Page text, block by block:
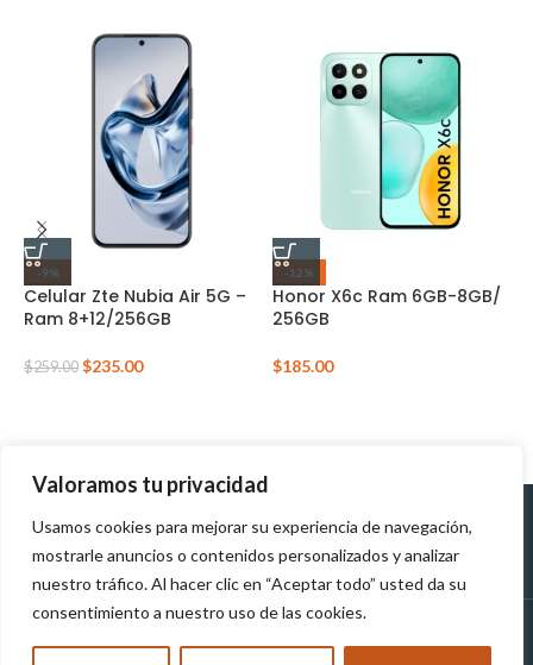
Valoramos tu privacidad
Usamos cookies para mejorar su experiencia de navegación,
mostrarle anuncios o contenidos personalizados y analizar
nuestro tráfico. Al hacer clic en “Aceptar todo” usted da su
consentimiento a nuestro uso de las cookies.
-9%
Celular Zte Nubia Air 5G –
Ram 8+12/256GB
$259.00 $235.00
-12%
Honor X6c Ram 6GB-8GB/
256GB
$185.00
Políticas de
Devolución
Políticas de tratamiento de
datos personales